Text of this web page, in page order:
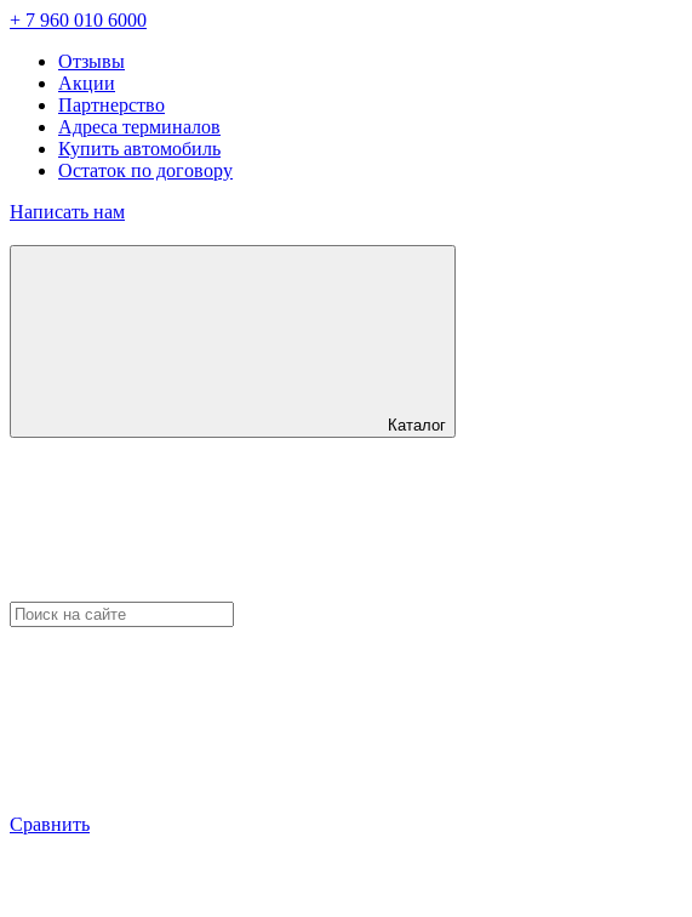
+ 7 960 010 6000
Отзывы
Акции
Партнерство
Адреса терминалов
Купить автомобиль
Остаток по договору
Написать нам
Каталог
Сравнить